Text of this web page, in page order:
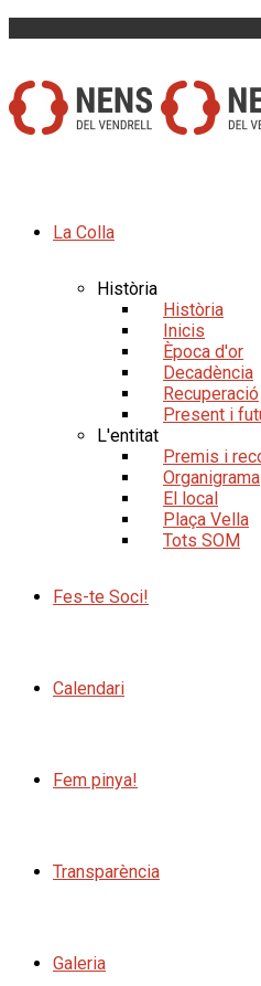
La Colla
Història
Història
Inicis
Època d'or
Decadència
Recuperació
Present i
L'entitat
Premis i
Organigrama
El local
Plaça Vella
Tots SOM
Fes-te Soci!
Calendari
Fem pinya!
Transparència
Galeria